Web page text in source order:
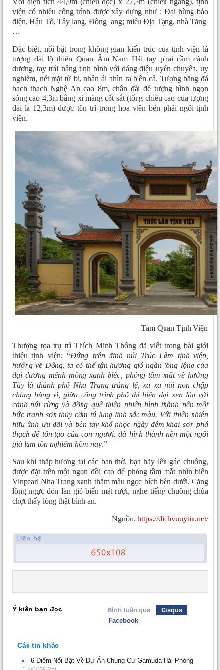
viện có nhiều công trình được xây dựng như : Đại hùng bảo
điện, Hậu Tổ, Tây lang, Đông lang; miếu Địa Tạng, nhà Tăng
…
Đặc biệt, nổi bật trong không gian kiến trúc của tịnh viện là
tượng đài lộ thiên Quan Âm Nam Hải tay phải cầm cành
dương, tay trái nâng tịnh bình với dáng điệu uyển chuyển, uy
nghiêm, nét mặt từ bi, nhân ái nhìn ra biển cả. Tượng bằng đá
bạch thạch Nghệ An cao 8m, chân đài đế tượng hình ngọn
sóng cao 4,3m bằng xi măng cốt sắt (tổng chiều cao của tượng
đài là 12,3m) được tôn trí trong hoa viên bên phải ngôi tịnh
viện.
Tam Quan Tịnh Viện
Thượng tọa trụ trì Thích Minh Thông đã viết trong bài giới
thiệu tịnh viện: “Đứng trên đỉnh núi Trúc Lâm tịnh viện,
hướng về Đông, ta có thể tận hưởng gió ngàn lồng lộng của
đại dương mênh mông xanh biếc, phóng tầm mắt về hướng
Tây là thành phố Nha Trang tráng lệ, xa xa núi non chập
chùng hùng vĩ, giữa công trình phố thị hiện đại xen lẫn với
cảnh núi rừng và đồng quê thiên nhiên hình thành nên một
bức tranh sơn thủy cẩm tú lung linh sắc màu. Với thiên nhiên
hữu tình ưu đãi và bàn tay khổ nhọc ngày đêm khai sơn phá
thạch để tôn tạo của con người, đã hình thành nên một ngôi
già lam tôn nghiêm hôm nay.”
Sau khi thắp hương tại các ban thờ, bạn hãy lên gác chuông,
được đặt trên một ngọn đồi cao để phóng tầm mắt nhìn biển
Vinpearl Nha Trang xanh thẳm màu ngọc bích bên dưới. Căng
lồng ngực đón làn gió biển mát rượi, nghe tiếng chuông chùa
chợt thấy lòng thật bình an.
Nguồn: https://dichvuuytin.net/
Ý kiến bạn đọc Bình luận qua
Disqus
Facebook
Các tin khác
6 Điểm Nổi Bật Về Dự Án Chung Cư Gamuda Hải Phòng